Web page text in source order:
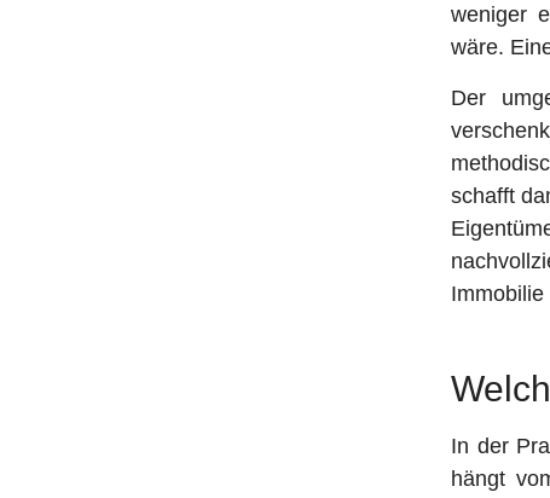
weniger
wäre.
Der
schafft
In der
hängt